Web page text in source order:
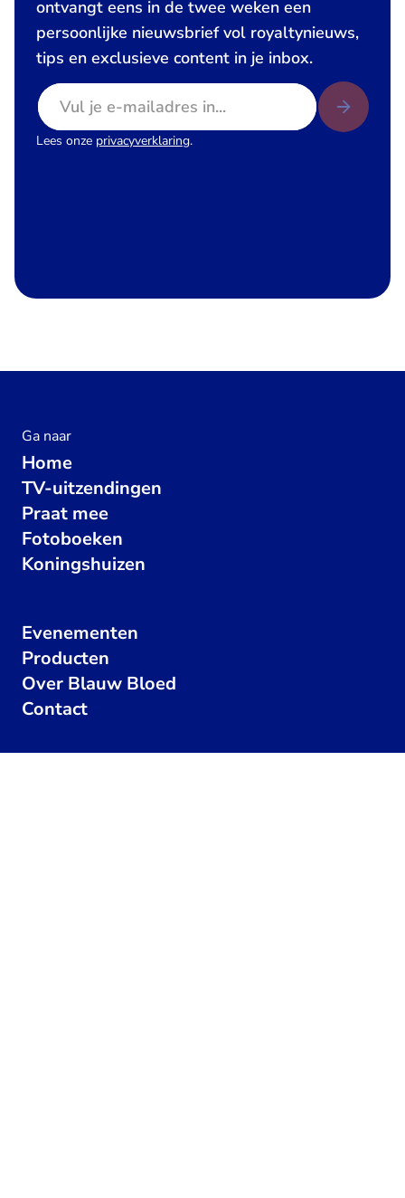
ontvangt eens in de twee weken een
persoonlijke nieuwsbrief vol royaltynieuws,
tips en exclusieve content in je inbox.
E-mailadres
Lees onze privacyverklaring.
Ga naar
Home
TV-uitzendingen
Praat mee
Fotoboeken
Koningshuizen
Evenementen
Producten
Over Blauw Bloed
Contact